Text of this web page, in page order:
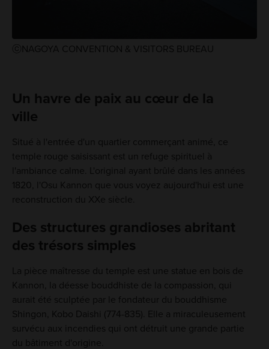
ⓒNAGOYA CONVENTION & VISITORS BUREAU
Un havre de paix au cœur de la
ville
Situé à l'entrée d'un quartier commerçant animé, ce
temple rouge saisissant est un refuge spirituel à
l'ambiance calme. L'original ayant brûlé dans les années
1820, l'Osu Kannon que vous voyez aujourd'hui est une
reconstruction du XXe siècle.
Des structures grandioses abritant
des trésors simples
La pièce maîtresse du temple est une statue en bois de
Kannon, la déesse bouddhiste de la compassion, qui
aurait été sculptée par le fondateur du bouddhisme
Shingon, Kobo Daishi (774-835). Elle a miraculeusement
survécu aux incendies qui ont détruit une grande partie
du bâtiment d'origine.